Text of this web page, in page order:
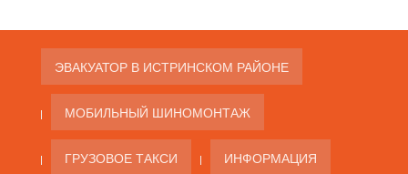
ЭВАКУАТОР В ИСТРИНСКОМ РАЙОНЕ
МОБИЛЬНЫЙ ШИНОМОНТАЖ
ГРУЗОВОЕ ТАКСИ ИНФОРМАЦИЯ